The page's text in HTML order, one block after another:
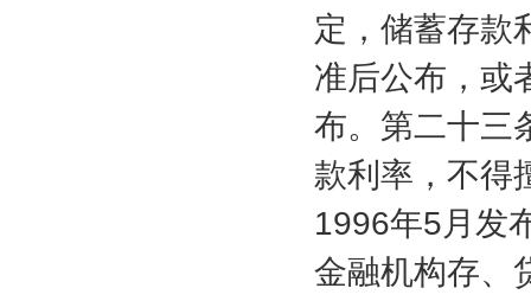
定，储蓄存款
准后公布，或
布。第二十三
款利率，不得
1996年5月发
金融机构存、